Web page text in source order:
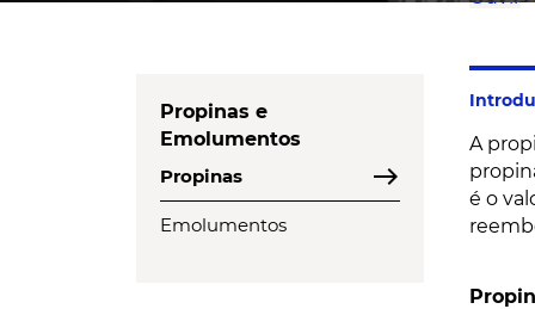
Propinas e
Emolumentos
Propinas
east
Emolumentos
A
é o